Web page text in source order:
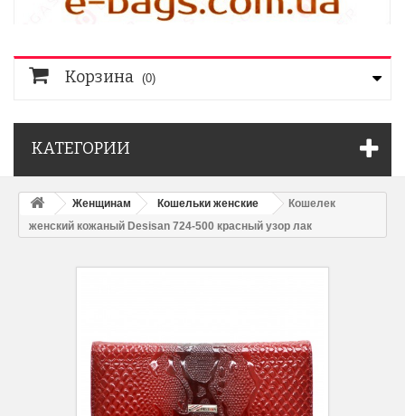
Корзина (0)
КАТЕГОРИИ
Женщинам Кошельки женские
Кошелек
женский кожаный Desisan 724-500 красный узор лак